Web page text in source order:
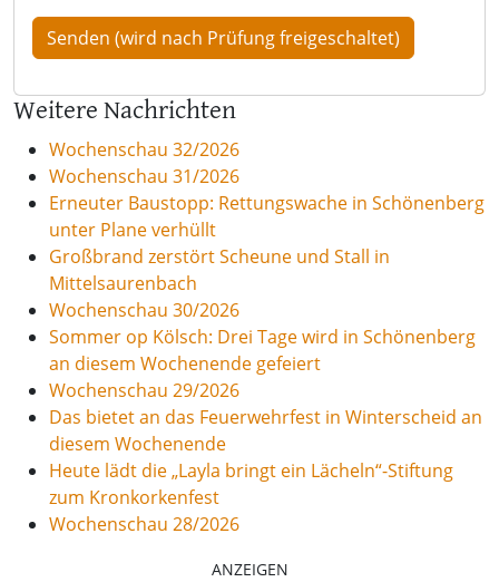
Weitere Nachrichten
Wochenschau 32/2026
Wochenschau 31/2026
Erneuter Baustopp: Rettungswache in Schönenberg
unter Plane verhüllt
Großbrand zerstört Scheune und Stall in
Mittelsaurenbach
Wochenschau 30/2026
Sommer op Kölsch: Drei Tage wird in Schönenberg
an diesem Wochenende gefeiert
Wochenschau 29/2026
Das bietet an das Feuerwehrfest in Winterscheid an
diesem Wochenende
Heute lädt die „Layla bringt ein Lächeln“-Stiftung
zum Kronkorkenfest
Wochenschau 28/2026
ANZEIGEN